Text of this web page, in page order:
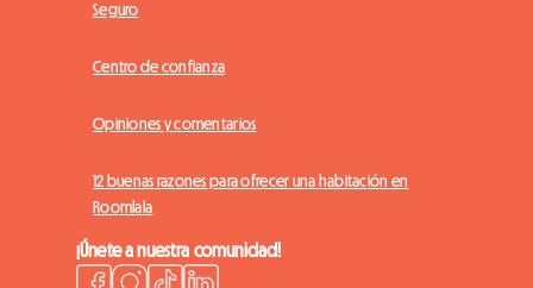
Seguro
Centro de confianza
Opiniones y comentarios
12 buenas razones para ofrecer una habitación en
Roomlala
¡Únete a nuestra comunidad!